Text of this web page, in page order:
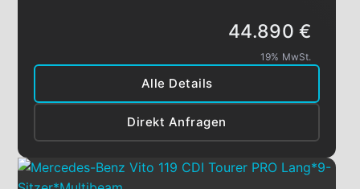
Alle Details
Direkt Anfragen
44.890 €
19% MwSt.